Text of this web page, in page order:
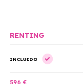
RENTING
INCLUIDO
596 €